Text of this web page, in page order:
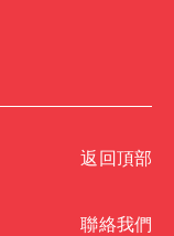
返回頂部
聯絡我們